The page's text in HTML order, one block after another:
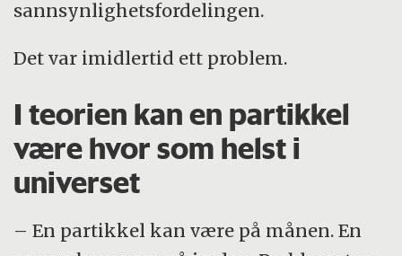
sannsynlighetsfordelingen.
Det var imidlertid ett problem.
I teorien kan en partikkel
være hvor som helst i
universet
– En partikkel kan være på månen. En